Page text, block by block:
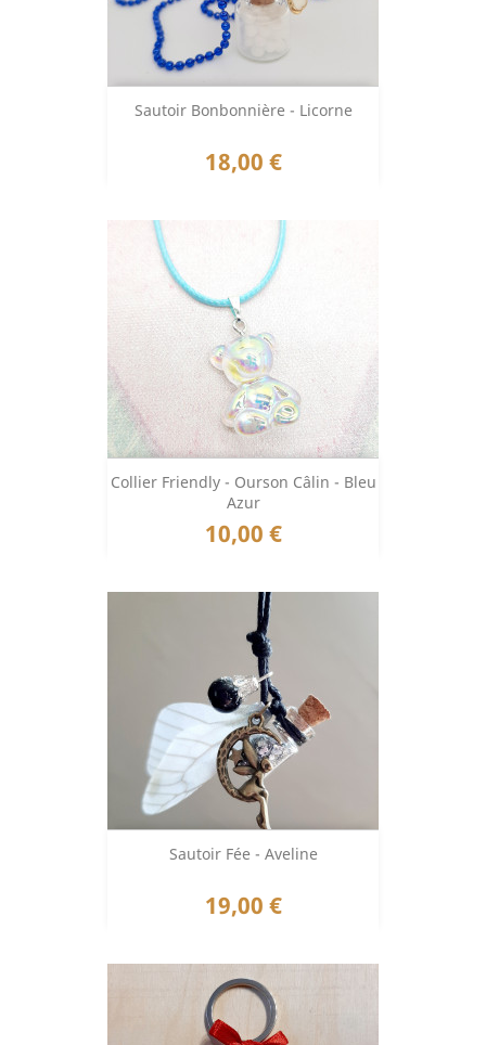
Sautoir Bonbonnière - Licorne
Prix
18,00 €
Collier Friendly - Ourson Câlin - Bleu
Azur
Prix
10,00 €
Sautoir Fée - Aveline
Prix
19,00 €